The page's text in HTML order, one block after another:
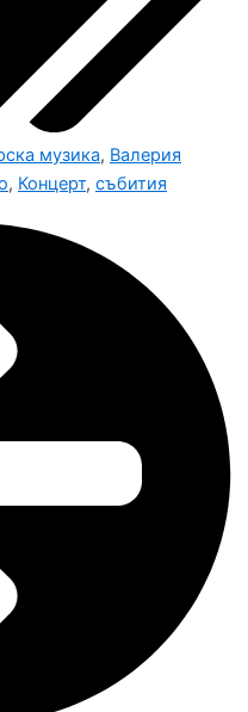
музика, Валерия
, Концерт, събития